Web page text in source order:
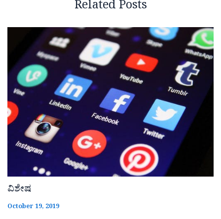
Related Posts
ವಿಶೇಷ
October 19, 2019